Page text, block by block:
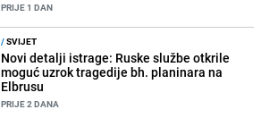
PRIJE 1 DAN
/SVIJET
Novi detalji istrage: Ruske službe otkrile
moguć uzrok tragedije bh. planinara na
Elbrusu
PRIJE 2 DANA